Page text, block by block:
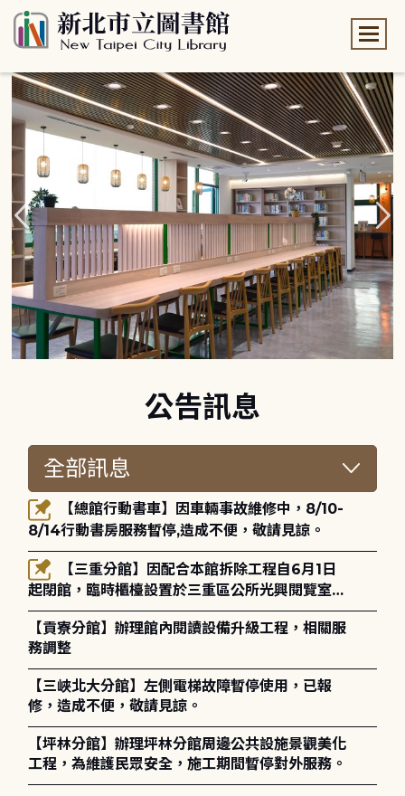
公告訊息
8/14行動書房服務暫停,造成不便，敬請見諒。
起閉館，臨時櫃檯設置於三重區公所光興閱覽室，
造成不便，敬請見諒。
【貢寮分館】辦理館內閱讀設備升級工程，相關服
務調整
【三峽北大分館】左側電梯故障暫停使用，已報
修，造成不便，敬請見諒。
【坪林分館】辦理坪林分館周邊公共設施景觀美化
工程，為維護民眾安全，施工期間暫停對外服務。